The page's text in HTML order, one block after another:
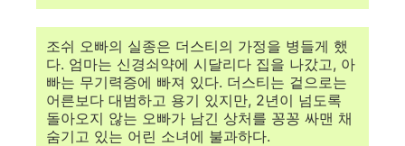
조쉬 오빠의 실종은 더스티의 가정을 병들게 했
다. 엄마는 신경쇠약에 시달리다 집을 나갔고, 아
빠는 무기력증에 빠져 있다. 더스티는 겉으로는
어른보다 대범하고 용기 있지만, 2년이 넘도록
돌아오지 않는 오빠가 남긴 상처를 꽁꽁 싸맨 채
숨기고 있는 어린 소녀에 불과하다.